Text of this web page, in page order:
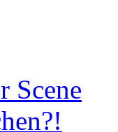
Scene